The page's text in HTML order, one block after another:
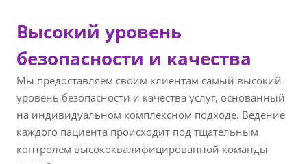
Высокий уровень
безопасности и качества
Мы предоставляем своим клиентам самый высокий
уровень безопасности и качества услуг, основанный
на индивидуальном комплексном подходе. Ведение
каждого пациента происходит под тщательным
контролем высококвалифицированной команды